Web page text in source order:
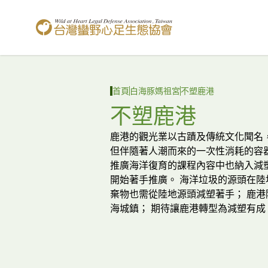
台灣蠻野心足生態協會
首頁 白海豚媽祖宮不塑鹿港
不塑鹿港
鹿港的觀光業以古蹟及傳統文化聞
但伴隨著人潮而來的一次性消耗的
推廣海洋復育的課程內容中也納入
開始著手推廣。 海洋垃圾的源頭在
棄物也需從陸地源頭減塑著手； 鹿
海城鎮； 期待讓鹿港轉型為減塑有